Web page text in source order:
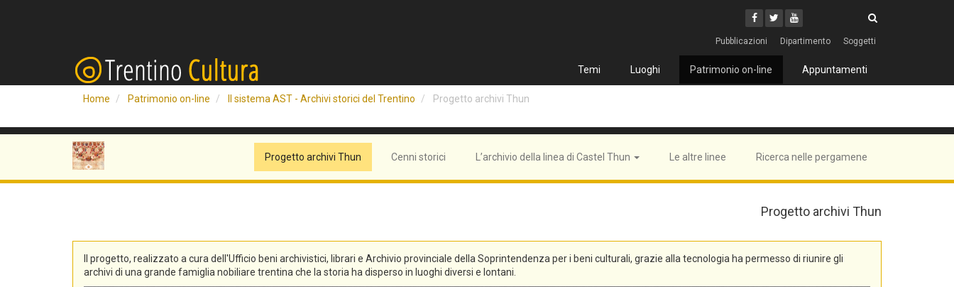
Facebook
Twitter
Youtube
Pubblicazioni Dipartimento Soggetti
Temi Luoghi Patrimonio on-line Appuntamenti
Home Patrimonio on-line Il sistema AST - Archivi storici del Trentino Progetto archivi Thun
Progetto archivi Thun Cenni storici L’archivio della linea di Castel Thun Le altre linee Ricerca nelle pergamene
Progetto archivi Thun
Il progetto, realizzato a cura dell'Ufficio beni archivistici, librari e Archivio provinciale della Soprintendenza per i beni culturali, grazie alla tecnologia ha permesso di riunire gli
archivi di una grande famiglia nobiliare trentina che la storia ha disperso in luoghi diversi e lontani.